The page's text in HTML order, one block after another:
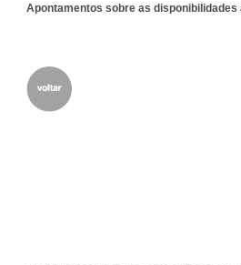
Apontamentos sobre as